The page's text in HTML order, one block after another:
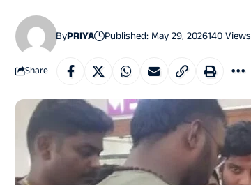
ByPRIYA Published: May 29, 2026140 Views
Share